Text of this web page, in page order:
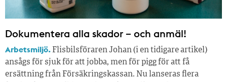
Dokumentera alla skador – och anmäl!
Arbetsmiljö. Flisbilsföraren Johan (i en tidigare artikel)
ansågs för sjuk för att jobba, men för pigg för att få
ersättning från Försäkringskassan. Nu lanseras flera